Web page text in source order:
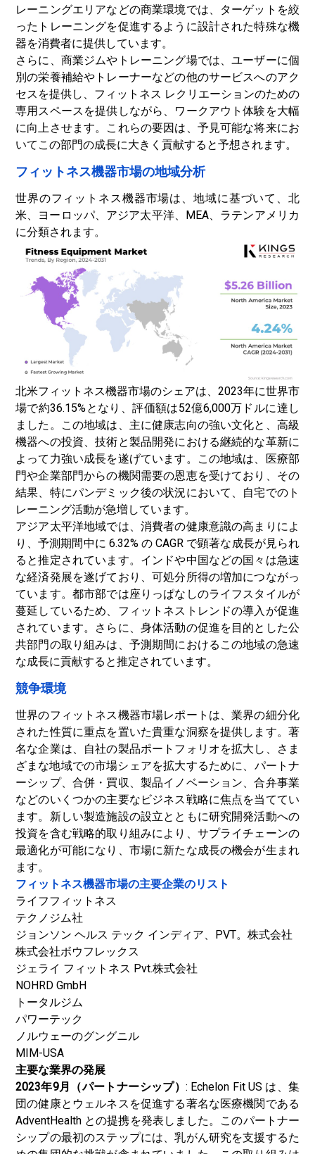
レーニングエリアなどの商業環境では、ターゲットを絞
ったトレーニングを促進するように設計された特殊な機
器を消費者に提供しています。
さらに、商業ジムやトレーニング場では、ユーザーに個
別の栄養補給やトレーナーなどの他のサービスへのアク
セスを提供し、フィットネス レクリエーションのための
専用スペースを提供しながら、ワークアウト体験を大幅
に向上させます。これらの要因は、予見可能な将来にお
いてこの部門の成長に大きく貢献すると予想されます。
フィットネス機器市場の地域分析
世界のフィットネス機器市場は、地域に基づいて、北
米、ヨーロッパ、アジア太平洋、MEA、ラテンアメリカ
に分類されます。
北米フィットネス機器市場のシェアは、2023年に世界市
場で約36.15%となり、評価額は52億6,000万ドルに達し
ました。この地域は、主に健康志向の強い文化と、高級
機器への投資、技術と製品開発における継続的な革新に
よって力強い成長を遂げています。この地域は、医療部
門や企業部門からの機関需要の恩恵を受けており、その
結果、特にパンデミック後の状況において、自宅でのト
レーニング活動が急増しています。
アジア太平洋地域では、消費者の健康意識の高まりによ
り、予測期間中に 6.32% の CAGR で顕著な成長が見られ
ると推定されています。インドや中国などの国々は急速
な経済発展を遂げており、可処分所得の増加につながっ
ています。都市部では座りっぱなしのライフスタイルが
蔓延しているため、フィットネストレンドの導入が促進
されています。さらに、身体活動の促進を目的とした公
共部門の取り組みは、予測期間におけるこの地域の急速
な成長に貢献すると推定されています。
競争環境
世界のフィットネス機器市場レポートは、業界の細分化
された性質に重点を置いた貴重な洞察を提供します。著
名な企業は、自社の製品ポートフォリオを拡大し、さま
ざまな地域での市場シェアを拡大​​するために、パートナ
ーシップ、合併・買収、製品イノベーション、合弁事業
などのいくつかの主要なビジネス戦略に焦点を当ててい
ます。新しい製造施設の設立とともに研究開発活動への
投資を含む戦略的取り組みにより、サプライチェーンの
最適化が可能になり、市場に新たな成長の機会が生まれ
ます。
フィットネス機器市場の主要企業のリスト
ライフフィットネス
テクノジム社
ジョンソン ヘルス テック インディア、PVT。株式会社
株式会社ボウフレックス
ジェライ フィットネス Pvt.株式会社
NOHRD GmbH
トータルジム
パワーテック
ノルウェーのグングニル
MIM-USA
主要な業界の発展
2023年9月（パートナーシップ） : Echelon Fit US は、集
団の健康とウェルネスを促進する著名な医療機関である
AdventHealth との提携を発表しました。このパートナー
シップの最初のステップには、乳がん研究を支援するた